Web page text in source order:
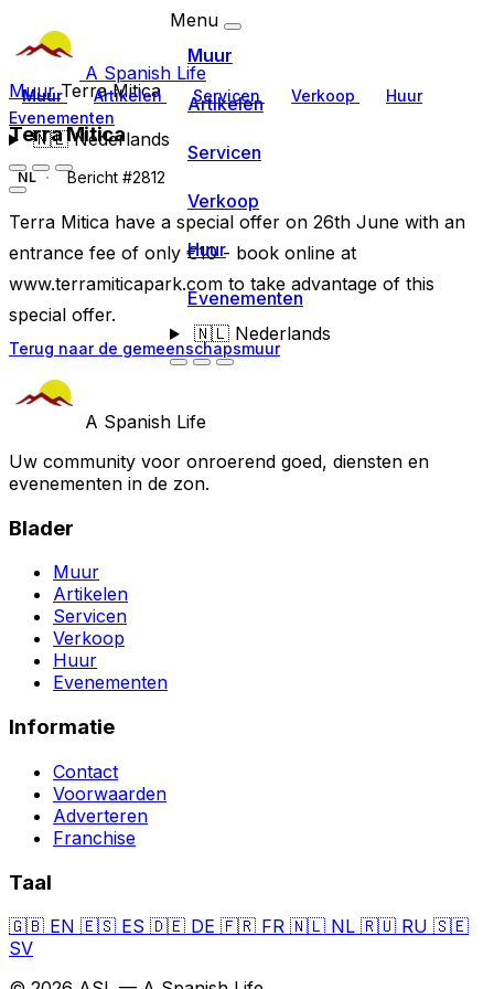
A Spanish Life
Muur Artikelen Servicen Verkoop
Huur
Evenementen
🇳🇱Nederlands
Menu
Muur
Artikelen
Servicen
Verkoop
Huur
Evenementen
🇳🇱Nederlands
MuurTerra Mitica
Terra Mitica
NL Bericht #2812
Terra Mitica have a special offer on 26th June with an
entrance fee of only €10 - book online at
www.terramiticapark.com to take advantage of this
special offer.
Terug naar de gemeenschapsmuur
A Spanish Life
Uw community voor onroerend goed, diensten en
evenementen in de zon.
Blader
Muur
Artikelen
Servicen
Verkoop
Huur
Evenementen
Informatie
Contact
Voorwaarden
Adverteren
Franchise
Taal
🇬🇧 EN 🇪🇸 ES 🇩🇪 DE 🇫🇷 FR 🇳🇱 NL 🇷🇺 RU 🇸🇪
SV